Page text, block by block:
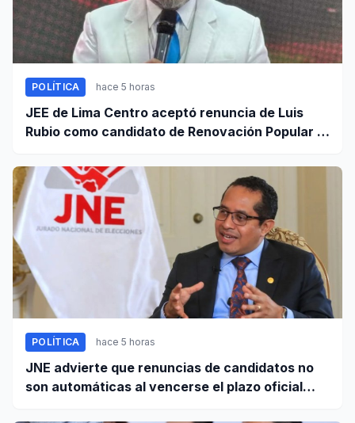
POLÍTICA hace 5 horas
JEE de Lima Centro aceptó renuncia de Luis
Rubio como candidato de Renovación Popular a
POLÍTICA hace 5 horas
JNE advierte que renuncias de candidatos no
son automáticas al vencerse el plazo oficial